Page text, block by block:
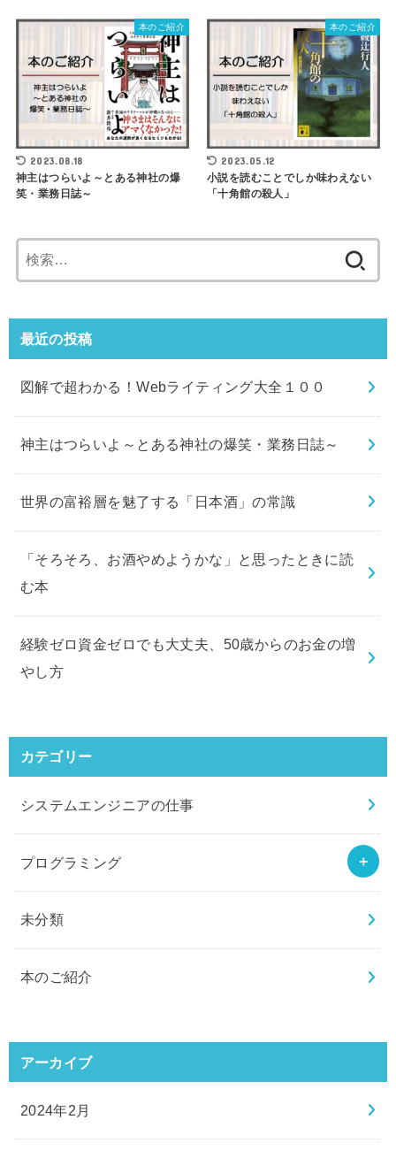
本のご紹介
2023.08.18
神主はつらいよ～とある神社の爆
笑・業務日誌～
本のご紹介
2023.05.12
小説を読むことでしか味わえない
「十角館の殺人」
索:
最近の投稿
図解で超わかる！Webライティング大全１００
神主はつらいよ～とある神社の爆笑・業務日誌～
世界の富裕層を魅了する「日本酒」の常識
「そろそろ、お酒やめようかな」と思ったときに読
む本
経験ゼロ資金ゼロでも大丈夫、50歳からのお金の増
やし方
カテゴリー
システムエンジニアの仕事
プログラミング
未分類
本のご紹介
アーカイブ
2024年2月